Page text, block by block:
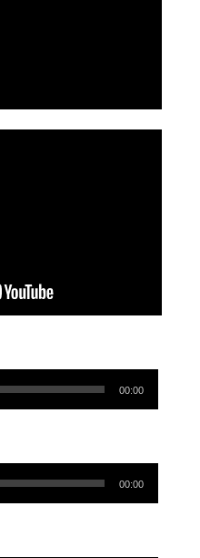
00:00
00:00